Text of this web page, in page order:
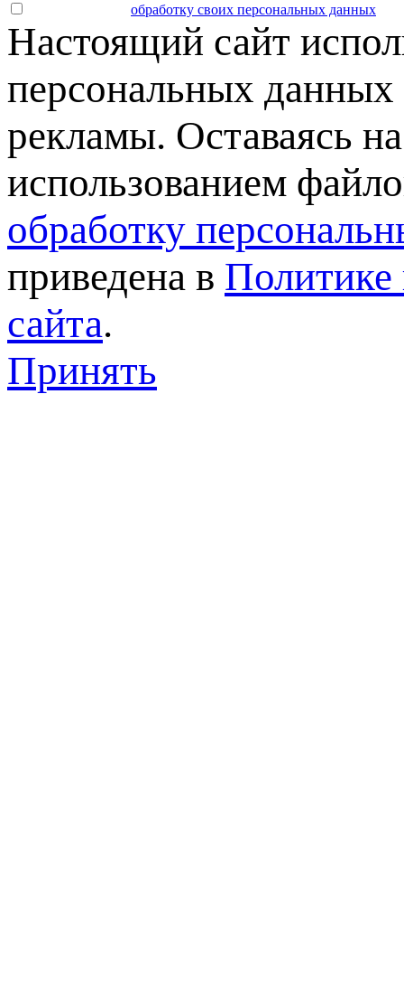
обработку своих персональных данных
Настоящий сайт
персональных данных
рекламы. Оставаясь
использованием
обработку
приведена в Политике
сайта.
Принять